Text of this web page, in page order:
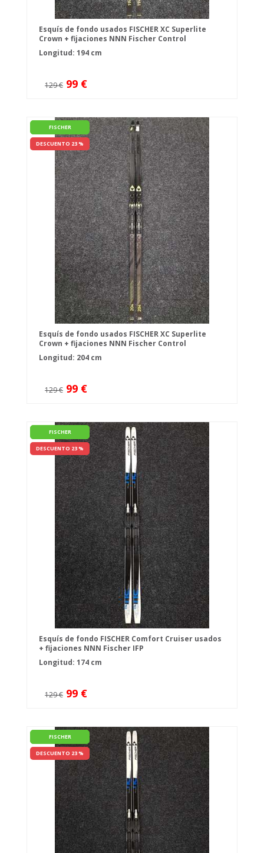
Esquís de fondo usados FISCHER XC Superlite
Crown + fijaciones NNN Fischer Control
Longitud: 194 cm
129 € 99 €
FISCHER
DESCUENTO 23 %
Esquís de fondo usados FISCHER XC Superlite
Crown + fijaciones NNN Fischer Control
Longitud: 204 cm
129 € 99 €
FISCHER
DESCUENTO 23 %
Esquís de fondo FISCHER Comfort Cruiser usados
+ fijaciones NNN Fischer IFP
Longitud: 174 cm
129 € 99 €
FISCHER
DESCUENTO 23 %